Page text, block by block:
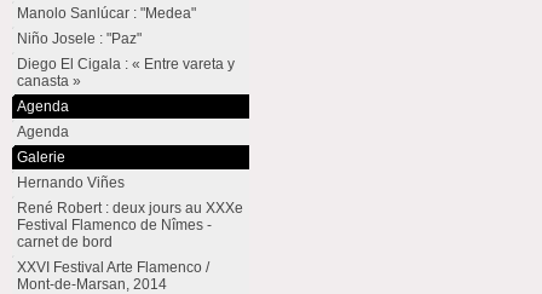
Manolo Sanlúcar : "Medea"
Niño Josele : "Paz"
Diego El Cigala : « Entre vareta y
canasta »
Agenda
Agenda
Galerie
Hernando Viñes
René Robert : deux jours au XXXe
Festival Flamenco de Nîmes -
carnet de bord
XXVI Festival Arte Flamenco /
Mont-de-Marsan, 2014